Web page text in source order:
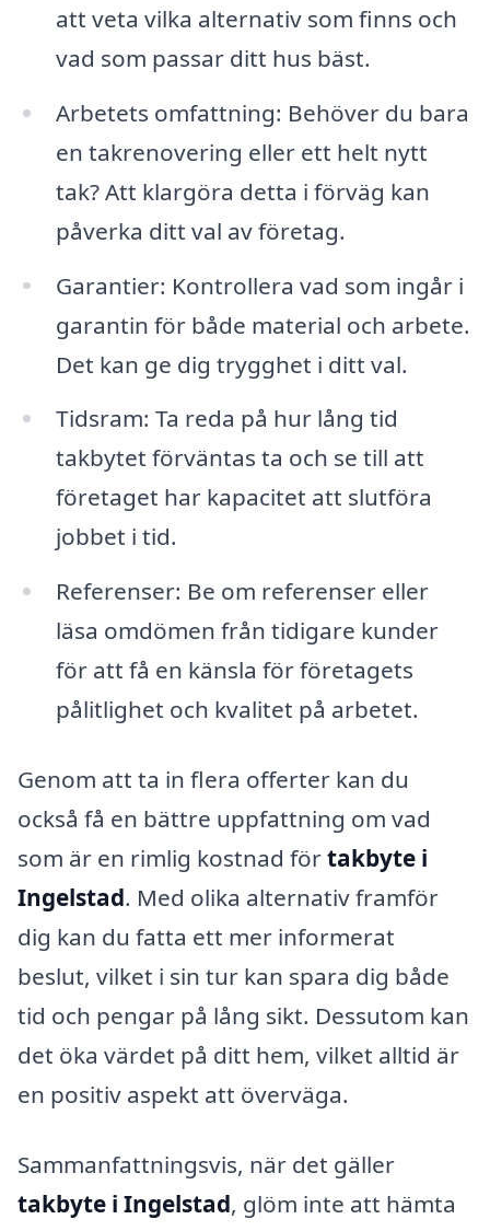
att veta vilka alternativ som finns och
vad som passar ditt hus bäst.
Arbetets omfattning: Behöver du bara
en takrenovering eller ett helt nytt
tak? Att klargöra detta i förväg kan
påverka ditt val av företag.
Garantier: Kontrollera vad som ingår i
garantin för både material och arbete.
Det kan ge dig trygghet i ditt val.
Tidsram: Ta reda på hur lång tid
takbytet förväntas ta och se till att
företaget har kapacitet att slutföra
jobbet i tid.
Referenser: Be om referenser eller
läsa omdömen från tidigare kunder
för att få en känsla för företagets
pålitlighet och kvalitet på arbetet.
Genom att ta in flera offerter kan du
också få en bättre uppfattning om vad
som är en rimlig kostnad förtakbyte i
Ingelstad. Med olika alternativ framför
dig kan du fatta ett mer informerat
beslut, vilket i sin tur kan spara dig både
tid och pengar på lång sikt. Dessutom kan
det öka värdet på ditt hem, vilket alltid är
en positiv aspekt att överväga.
Sammanfattningsvis, när det gäller
takbyte i Ingelstad, glöm inte att hämta